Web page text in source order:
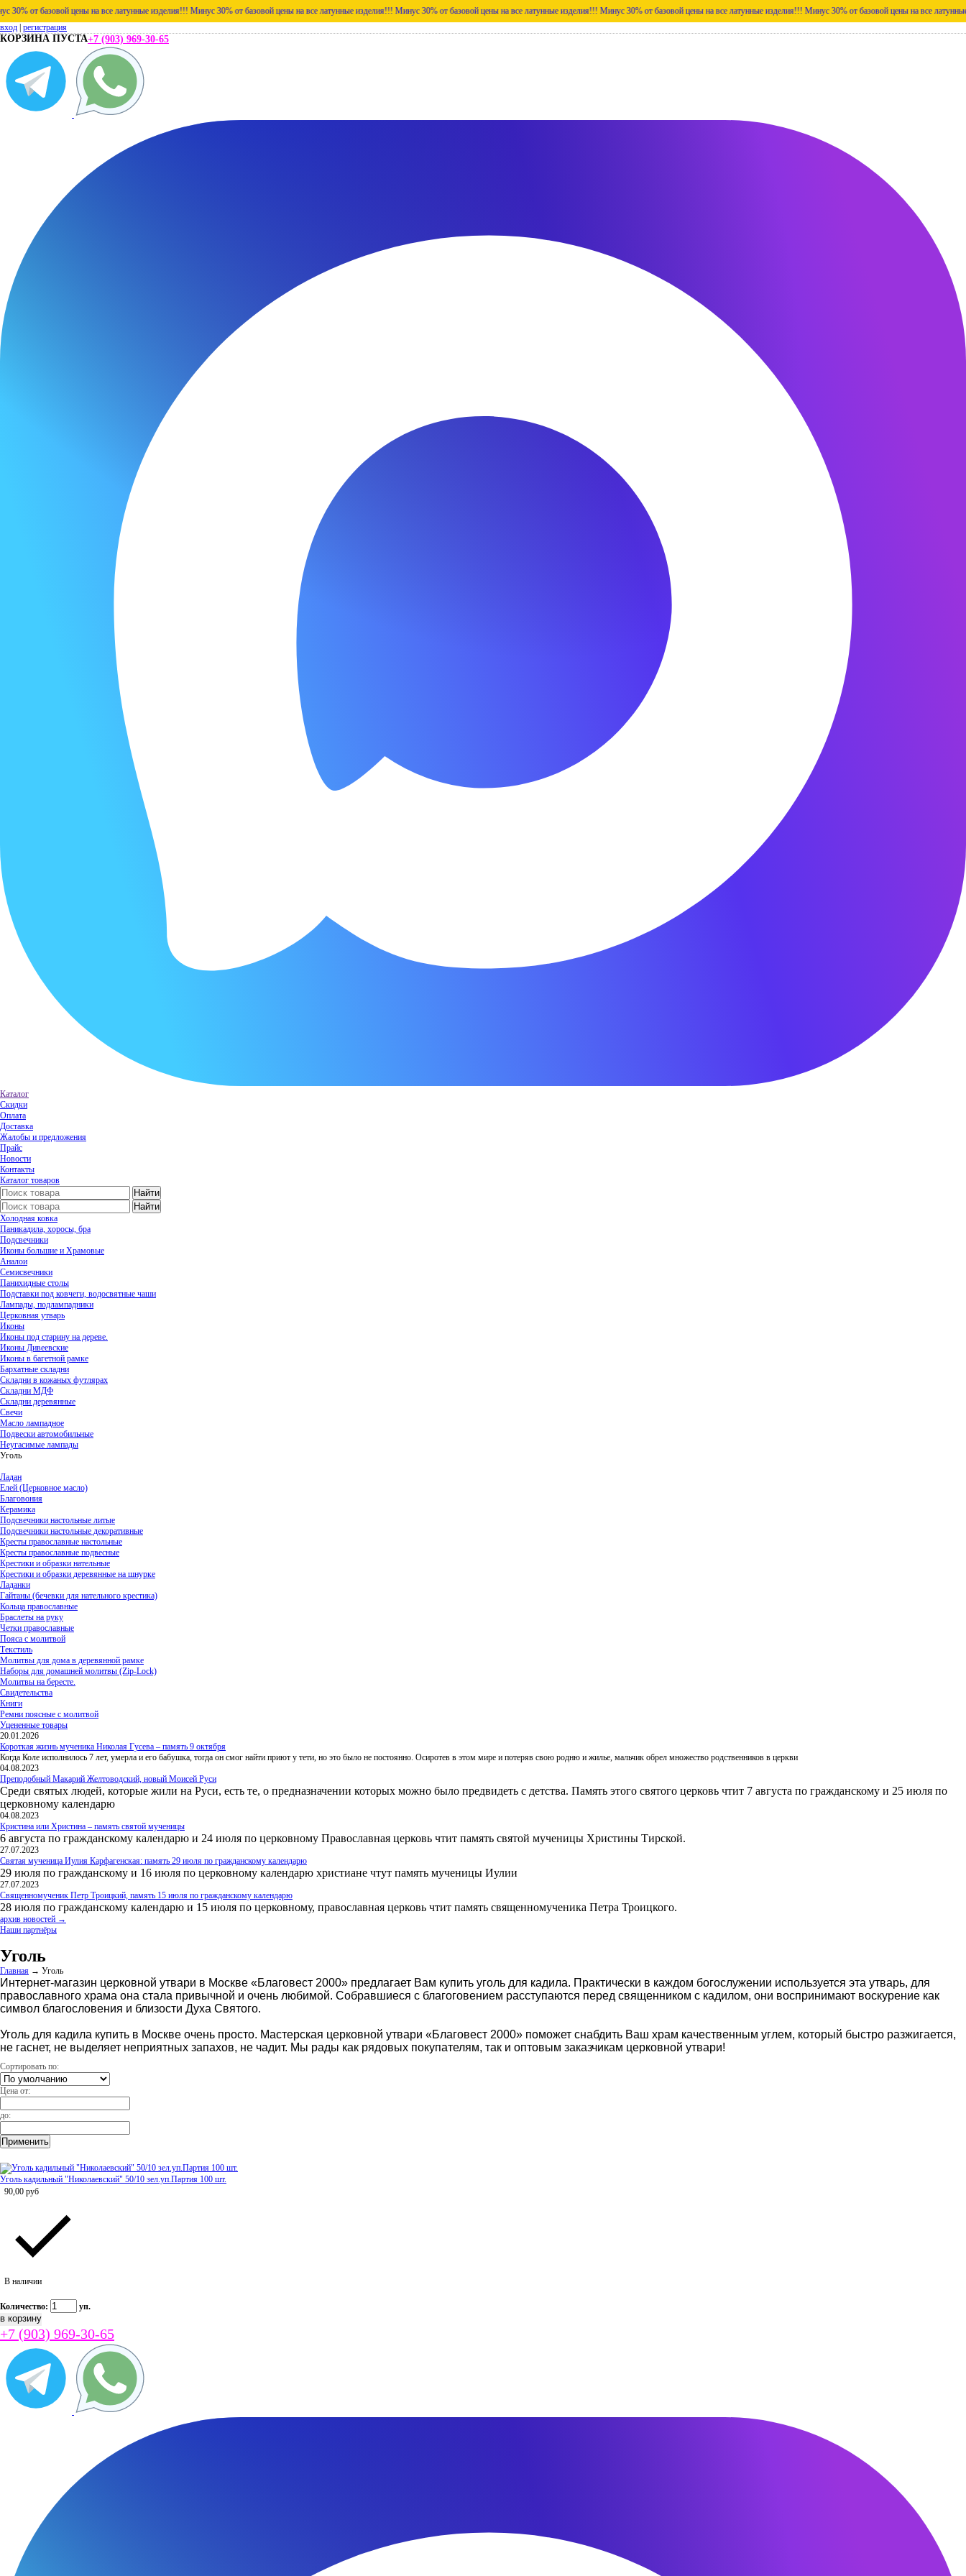
цены на все латунные изделия!!! Минус 30% от базовой цены на все латунные изделия!!! Минус 30% от базовой цены на все латунные изделия!!! Минус 30% от базовой цены на все латунные изделия!!! Минус 30% от базовой цены на все латунные изделия!!!
вход регистрация
КОРЗИНА ПУСТА+7 (903) 969-30-65
Каталог
Скидки
Оплата
Доставка
Жалобы и предложения
Прайс
Новости
Контакты
Каталог товаров
Холодная ковка
Паникадила, хоросы, бра
Подсвечники
Иконы большие и Храмовые
Аналои
Семисвечники
Панихидные столы
Подставки под ковчеги, водосвятные чаши
Лампады, подлампадники
Церковная утварь
Иконы
Иконы под старину на дереве.
Иконы Дивеевские
Иконы в багетной рамке
Бархатные складни
Складни в кожаных футлярах
Складни МДФ
Складни деревянные
Свечи
Масло лампадное
Подвески автомобильные
Неугасимые лампады
Уголь
Ладан
Елей (Церковное масло)
Благовония
Керамика
Подсвечники настольные литые
Подсвечники настольные декоративные
Кресты православные настольные
Кресты православные подвесные
Крестики и образки нательные
Крестики и образки деревянные на шнурке
Ладанки
Гайтаны (бечевки для нательного крестика)
Кольца православные
Браслеты на руку
Четки православные
Пояса с молитвой
Текстиль
Молитвы для дома в деревянной рамке
Наборы для домашней молитвы (Zip-Lock)
Молитвы на бересте.
Свидетельства
Книги
Ремни поясные с молитвой
Уцененные товары
20.01.2026
Короткая жизнь мученика Николая Гусева – память 9 октября
Когда Коле исполнилось 7 лет, умерла и его бабушка, тогда он смог найти приют у тети, но это было не постоянно. Осиротев в этом мире и потеряв свою родню и жилье, мальчик обрел множество родственников в церкви
04.08.2023
Преподобный Макарий Желтоводский, новый Моисей Руси
Среди святых людей, которые жили на Руси, есть те, о предназначении которых можно было предвидеть с детства. Память этого святого церковь чтит 7 августа по гражданскому и 25 июля по
церковному календарю
04.08.2023
Кристина или Христина – память святой мученицы
6 августа по гражданскому календарю и 24 июля по церковному Православная церковь чтит память святой мученицы Христины Тирской.
27.07.2023
Святая мученица Иулия Карфагенская: память 29 июля по гражданскому календарю
29 июля по гражданскому и 16 июля по церковному календарю христиане чтут память мученицы Иулии
27.07.2023
Священномученик Петр Троицкий, память 15 июля по гражданскому календарю
28 июля по гражданскому календарю и 15 июля по церковному, православная церковь чтит память священномученика Петра Троицкого.
архив новостей →
Наши партнёры
Уголь
Главная → Уголь
Интернет-магазин церковной утвари в Москве «Благовест 2000» предлагает Вам купить уголь для кадила. Практически в каждом богослужении используется эта утварь, для
православного храма она стала привычной и очень любимой. Собравшиеся с благоговением расступаются перед священником с кадилом, они воспринимают воскурение как
символ благословения и близости Духа Святого.
Уголь для кадила купить в Москве очень просто. Мастерская церковной утвари «Благовест 2000» поможет снабдить Ваш храм качественным углем, который быстро разжигается,
не гаснет, не выделяет неприятных запахов, не чадит. Мы рады как рядовых покупателям, так и оптовым заказчикам церковной утвари!
Сортировать по:
Цена от:
до:
Уголь кадильный "Николаевский" 50/10 зел.уп.Партия 100 шт.
90,00 руб
В наличии
Количество: уп.
+7 (903) 969-30-65